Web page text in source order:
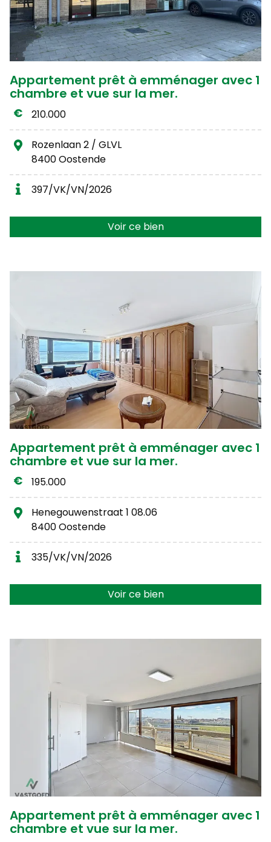
Appartement prêt à emménager avec 1
chambre et vue sur la mer.
210.000
Rozenlaan 2 / GLVL
8400 Oostende
397/VK/VN/2026
Voir ce bien
Appartement prêt à emménager avec 1
chambre et vue sur la mer.
195.000
Henegouwenstraat 1 08.06
8400 Oostende
335/VK/VN/2026
Voir ce bien
Appartement prêt à emménager avec 1
chambre et vue sur la mer.